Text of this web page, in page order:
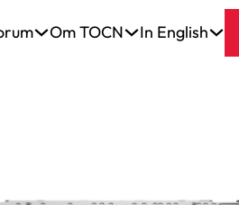
Om TOCN In English